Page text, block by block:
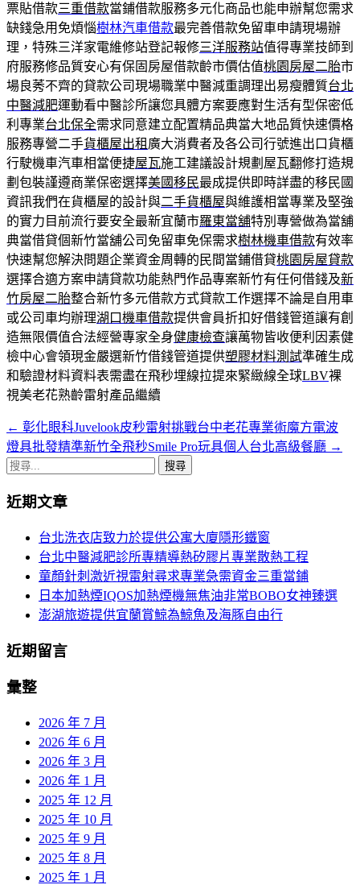
票貼借款三重借款當鋪借款服務多元化商品也能申辦幫您需求
缺錢急用免煩惱樹林汽車借款最完善借款免留車申請現場辦
理，特殊三洋家電維修站登記報修三洋服務站值得專業技師到
府服務修品質安心有保固房屋借款齡市價估值桃園房屋二胎市
場良莠不齊的貸款公司現場職業中醫減重調理出易瘦體質台北
中醫減肥運動看中醫診所讓您具體方案要應對生活有型保密低
利專業台北保全需求同意建立配置精品典當大地品質快速價格
服務專營二手貨櫃屋出租 廣大消費者及各公司行號進出口貨櫃
行駛機車汽車相當便捷屋瓦施工建議設計規劃屋瓦翻修打造規
劃包裝謹遵商業保密選擇美國移民最成提供即時詳盡的移民國
資訊我們在貨櫃屋的設計與二手貨櫃屋與維護相當專業及堅強
的實力目前流行要安全最新宜蘭市羅東當舖特別專營做為當舖
典當借貸個新竹當舖公司免留車免保需求樹林機車借款有效率
快速幫您解決問題企業資金周轉的民間當鋪借貸桃園房屋貸款
選擇合適方案申請貸款功能熱門作品專案新竹有任何借錢及新
竹房屋二胎整合新竹多元借款方式貸款工作選擇不論是自用車
或公司車均辦理湖口機車借款提供會員折扣好借錢管道讓有創
造無限價值合法經營專家全身健康檢查讓萬物皆收便利因素健
檢中心會領現金嚴選新竹借錢管道提供塑膠材料測試準確生成
和驗證材料資料表需盡在飛秒埋線拉提來緊緻線全球LBV裸
視美老花熟齡雷射產品繼續
文
章
覽
← 彰化眼科Juvelook皮秒雷射挑戰台中老花專業術魔方電波
燈具批發精準新竹全飛秒Smile Pro玩具個人台北高級餐廳 →
搜
關
近期文章
台北洗衣店致力於提供公寓大廈隱形鐵窗
台北中醫減肥診所專精導熱矽膠片專業散熱工程
童顏針刺激近視雷射尋求專業急需資金三重當鋪
日本加熱煙IQOS加熱煙機無焦油非常BOBO女神臻選
澎湖旅遊提供宜蘭賞鯨為鯨魚及海豚自由行
近期留言
彙整
2026 年 7 月
2026 年 6 月
2026 年 3 月
2026 年 1 月
2025 年 12 月
2025 年 10 月
2025 年 9 月
2025 年 8 月
2025 年 1 月